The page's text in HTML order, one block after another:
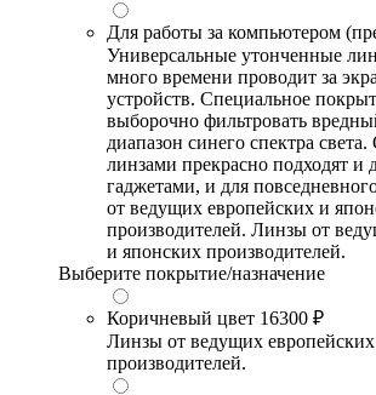
Для работы за компьютером
Универсальные утонченные
много времени проводит за
устройств. Специальное
выборочно фильтровать
диапазон синего спектра
линзами прекрасно подходят и
гаджетами, и для
от ведущих европейских и
производителей. Линзы от
и японских производителей.
Выберите покрытие/назначение
Коричневый цвет 16300 ₽
Линзы от ведущих
производителей.